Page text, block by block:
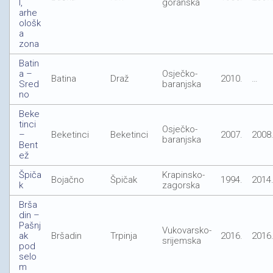
l,
arhe
ološk
a
zona
goranska
Batin
a –
Sred
no
Batina Draž
Osječko-
baranjska
2010. …
Beke
tinci
–
Bent
ež
Beketinci Beketinci
Osječko-
baranjska
2007. 2008.
Špiča
k
Bojačno Špičak
Krapinsko-
zagorska
1994. 2014.
Brša
din –
Pašnj
ak
pod
selo
m
Bršadin Trpinja
Vukovarsko-
srijemska
2016. 2016.